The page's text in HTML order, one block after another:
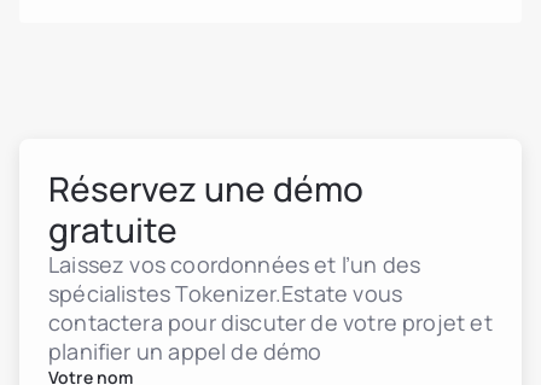
Réservez une démo
gratuite
Laissez vos coordonnées et l’un des
spécialistes Tokenizer.Estate vous
contactera pour discuter de votre projet et
planifier un appel de démo
Votre nom